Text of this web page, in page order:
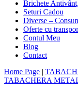
Brichete
Seturi Cadou
Diverse –
Oferte cu
Contul Meu
Blog
Contact
Home Page |
TABACHERA